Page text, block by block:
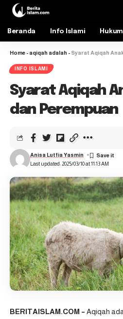
Beranda Info Islami
Home - aqiqah adalah - Syarat Aqiqah
INFO ISLAMI
Syarat Aqiqah
dan Perempuan
Last updated: 2025/03/10 at 11:13 AM
Anisa Lutfia Yasmin
BERITAISLAM.COM – Aqiqah